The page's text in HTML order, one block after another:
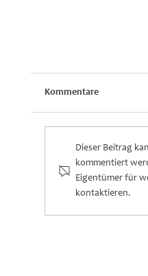
(0–6 Jahre)
Kommentare
Dieser Beitrag
kommentiert
Eigentümer für
kontaktieren.